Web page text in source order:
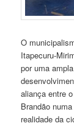
O
Itapecuru-
por uma
aliança entre
Brandão
realidade da